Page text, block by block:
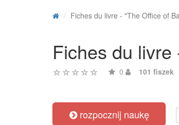
Fiches du livre - "The Office of
Fiches du
0 101 fiszek
rozpocznij naukę